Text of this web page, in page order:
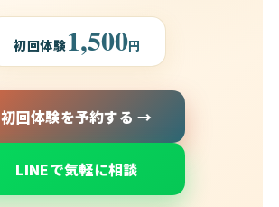
初回体験1,500円
初回体験を予約する →
LINEで気軽に相談